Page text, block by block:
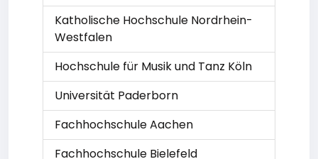
Katholische Hochschule Nordrhein-
Westfalen
Hochschule für Musik und Tanz Köln
Universität Paderborn
Fachhochschule Aachen
Fachhochschule Bielefeld